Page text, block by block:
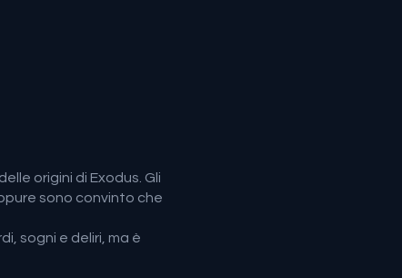
origini di Exodus. Gli
sono convinto che
sogni e deliri, ma è